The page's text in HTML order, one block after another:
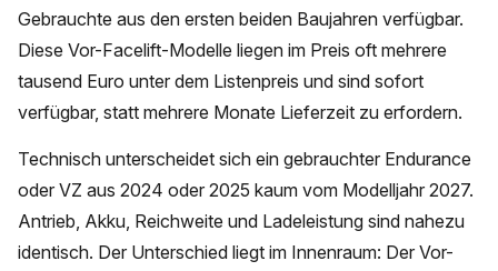
Gebrauchte aus den ersten beiden Baujahren verfügbar.
Diese Vor-Facelift-Modelle liegen im Preis oft mehrere
tausend Euro unter dem Listenpreis und sind sofort
verfügbar, statt mehrere Monate Lieferzeit zu erfordern.
Technisch unterscheidet sich ein gebrauchter Endurance
oder VZ aus 2024 oder 2025 kaum vom Modelljahr 2027.
Antrieb, Akku, Reichweite und Ladeleistung sind nahezu
identisch. Der Unterschied liegt im Innenraum: Der Vor-